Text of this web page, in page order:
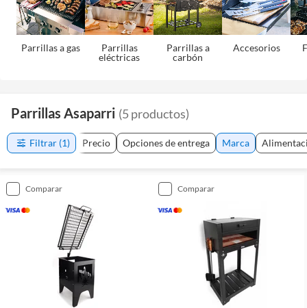
Parrillas a gas
Parrillas
eléctricas
Parrillas a
carbón
Accesorios
Parrillas Asaparri (5productos)
Filtrar (1) Precio Opciones de entrega Marca
comparar comparar